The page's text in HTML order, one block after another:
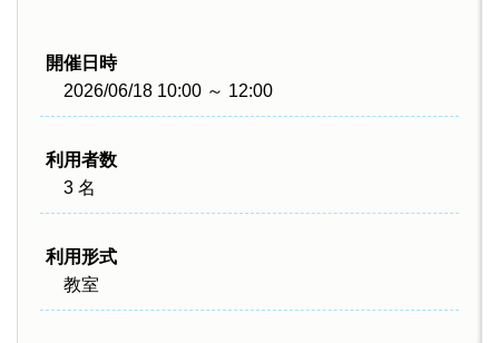
開催日時
2026/06/18 10:00 ～ 12:00
利用者数
3 名
利用形式
教室